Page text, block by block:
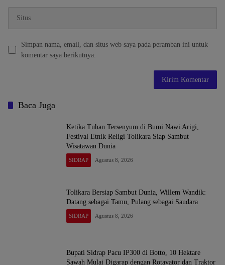
Simpan nama, email, dan situs web saya pada peramban ini untuk
komentar saya berikutnya.
Baca Juga
Ketika Tuhan Tersenyum di Bumi Nawi Arigi,
Festival Etnik Religi Tolikara Siap Sambut
Wisatawan Dunia
SIDRAP Agustus 8, 2026
Tolikara Bersiap Sambut Dunia, Willem Wandik:
Datang sebagai Tamu, Pulang sebagai Saudara
SIDRAP Agustus 8, 2026
Bupati Sidrap Pacu IP300 di Botto, 10 Hektare
Sawah Mulai Digarap dengan Rotavator dan Traktor